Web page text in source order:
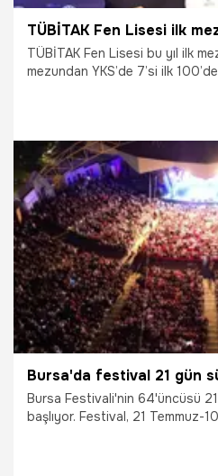
TÜBİTAK Fen Lisesi bu yıl ilk
mezundan YKS’de 7’si ilk
22.07.2026 Gündem
Bursa Festivali'nin 64'üncüsü 21
başlıyor. Festival, 21 Temmuz-